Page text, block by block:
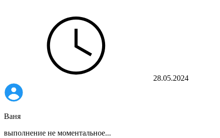
28.05.2024
Ваня
выполнение не моментальное...